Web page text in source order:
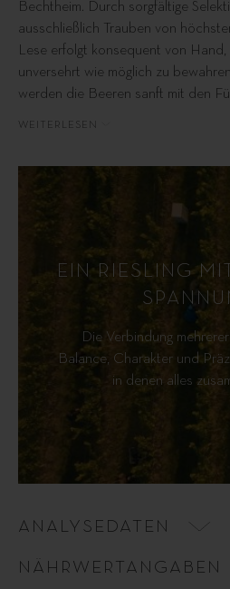
Bechtheim. Durch sorgfältige
ausschließlich Trauben von
Lese erfolgt konsequent von
unversehrt wie möglich zu
werden die Beeren sanft mit den
WEITERLESEN
EIN RIESLING
Die Verbindung
Balance, Charakter und
in denen alles
ANALYSEDATEN
NÄHRWERTANGABEN